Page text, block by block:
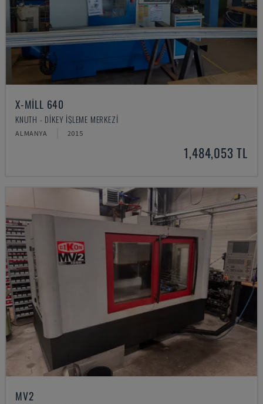
X-MILL 640
KNUTH - DIKEY İŞLEME MERKEZI
ALMANYA 2015
1,484,053 TL
MV2